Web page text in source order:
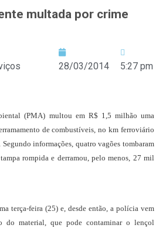
multada por crime
28/03/2014 5:27 pm
(PMA) multou em R$ 1,5 milhão uma
de combustíveis, no km ferroviário
informações, quatro vagões tombaram
rompida e derramou, pelo menos, 27 mil
terça-feira (25) e, desde então, a polícia vem
do material, que pode contaminar o lençol